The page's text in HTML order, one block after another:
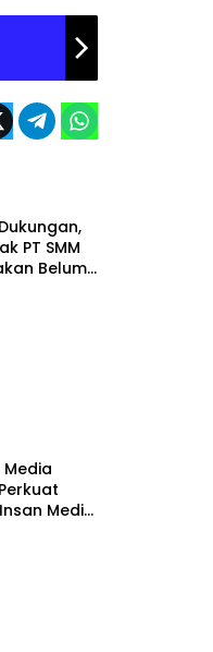
PT SMM
Belum
Media
Media